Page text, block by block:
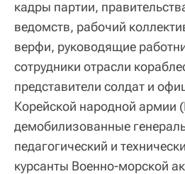
кадры партии,
ведомств, рабочий
верфи, руководящие
сотрудники отрасли
представители солдат и
Корейской народной армии
демобилизованные
педагогический и
курсанты Военно-морской